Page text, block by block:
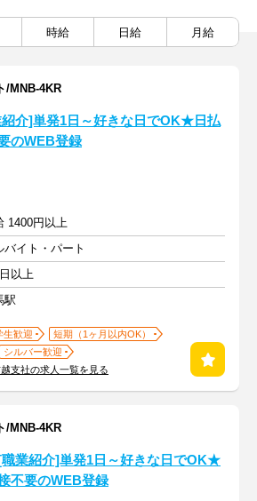
時給 日給 月給
/MNB-4KR
紹介]単発1日～好きな日でOK★日払
のWEB登録
1400円以上
バイト・パート
以上
駅
生歓迎
短期（1ヶ月以内OK）
シルバー歓迎
支社の求人一覧を見る
/MNB-4KR
[職業紹介]単発1日～好きな日でOK★
不要のWEB登録